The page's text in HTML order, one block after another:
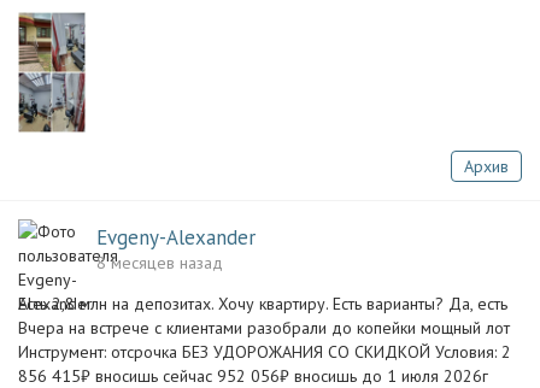
Архив
Evgeny-Alexander
8 месяцев назад
Есть 2,8 млн на депозитах. Хочу квартиру. Есть варианты? Да, есть
Вчера на встрече с клиентами разобрали до копейки мощный лот
Инструмент: отсрочка БЕЗ УДОРОЖАНИЯ СО СКИДКОЙ Условия: 2
856 415₽ вносишь сейчас 952 056₽ вносишь до 1 июля 2026г